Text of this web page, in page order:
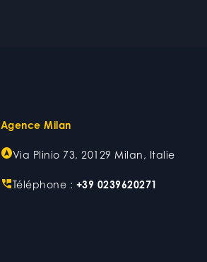
Agence Milan
Via Plinio 73, 20129 Milan, Italie
Téléphone : +39 0239620271